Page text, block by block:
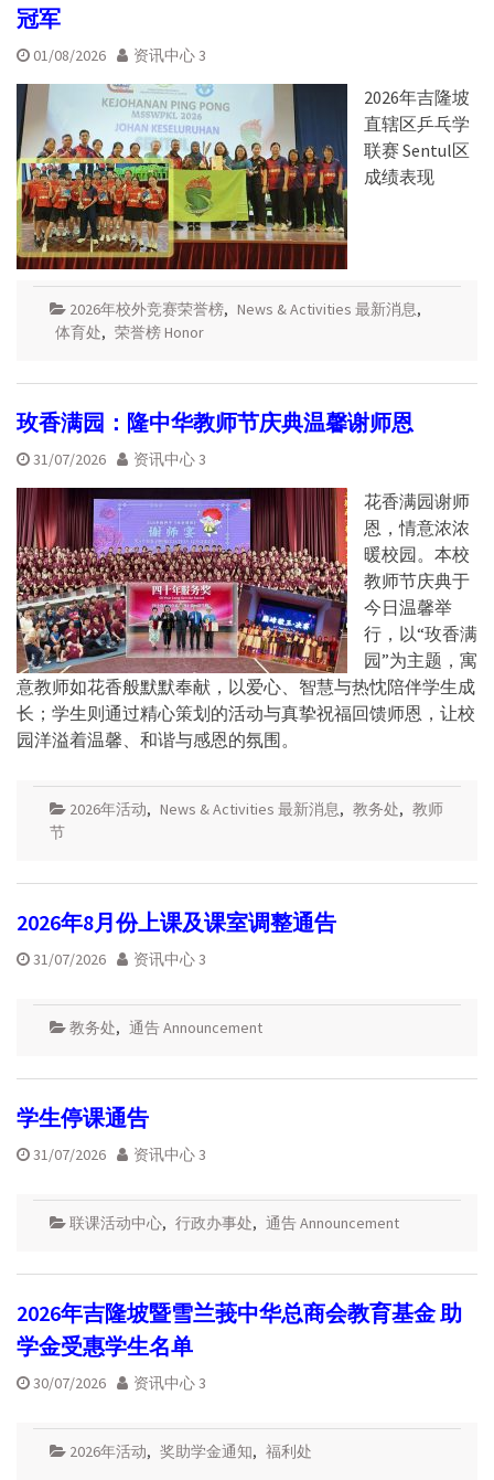
冠军
01/08/2026 资讯中心 3
2026年吉隆坡
直辖区乒乓学
联赛 Sentul区
成绩表现
2026年校外竞赛荣誉榜, News & Activities 最新消息,
体育处, 荣誉榜 Honor
玫香满园：隆中华教师节庆典温馨谢师恩
31/07/2026 资讯中心 3
花香满园谢师
恩，情意浓浓
暖校园。本校
教师节庆典于
今日温馨举
行，以“玫香满
园”为主题，寓
意教师如花香般默默奉献，以爱心、智慧与热忱陪伴学生成
长；学生则通过精心策划的活动与真挚祝福回馈师恩，让校
园洋溢着温馨、和谐与感恩的氛围。
2026年活动, News & Activities 最新消息, 教务处, 教师
节
2026年8月份上课及课室调整通告
31/07/2026 资讯中心 3
教务处, 通告 Announcement
学生停课通告
31/07/2026 资讯中心 3
联课活动中心, 行政办事处, 通告 Announcement
2026年吉隆坡暨雪兰莪中华总商会教育基金 助
学金受惠学生名单
30/07/2026 资讯中心 3
2026年活动, 奖助学金通知, 福利处